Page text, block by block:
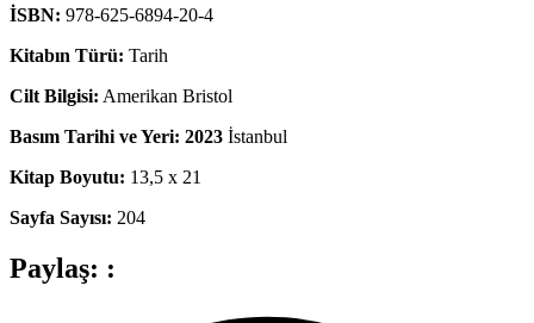
İSBN: 978-625-6894-20-4
Kitabın Türü: Tarih
Cilt Bilgisi: Amerikan Bristol
Basım Tarihi ve Yeri: 2023 İstanbul
Kitap Boyutu: 13,5 x 21
Sayfa Sayısı: 204
Paylaş: :